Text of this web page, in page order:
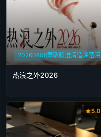
20260806萧敬腾澄清造谣落泪
热浪之外2026
5.0